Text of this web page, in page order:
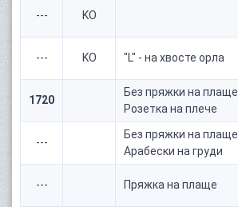
--- KO
--- KO "L" - на хвосте орла
1720
Без пряжки на плаще.
Розетка на плече
---
Без пряжки на плаще.
Арабески на груди
--- Пряжка на плаще